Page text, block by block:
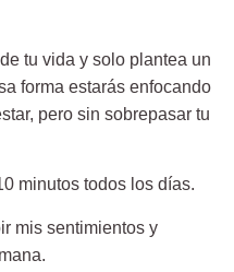
tu vida y solo plantea un
forma estarás enfocando
pero sin sobrepasar tu
minutos todos los días.
mis sentimientos y